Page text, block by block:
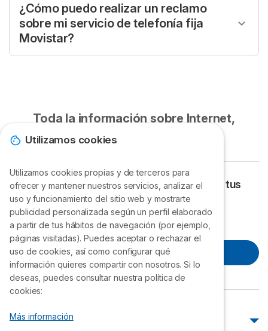
números fijos dentro de Chile, pero también puedes
realizar llamadas internacionales bajo tarifas
adicionales, dependiendo del destino.
¿Cómo puedo realizar un reclamo
sobre mi servicio de telefonía fija
Movistar?
Si tienes algún inconveniente con tu servicio de
comunicarte con el servicio de atención al cliente vía
WhatsApp al número +56 9 47044226 para resolver
tu problema.
Toda la información sobre Internet,
telefonía y televisión
Encuentra el plan que mejor se adapte a tus
necesidades ¡Llámanos!
Lunes a Viernes: 9h a 20h.
23 210 4774
Atención al cliente
Utilizamos cookies
Utilizamos cookies propias y de terceros para
ofrecer y mantener nuestros servicios, analizar el
uso y funcionamiento del sitio web y mostrarte
publicidad personalizada según un perfil elaborado
a partir de tus hábitos de navegación (por ejemplo,
páginas visitadas). Puedes aceptar o rechazar el
uso de cookies, así como configurar qué
información quieres compartir con nosotros. Si lo
deseas, puedes consultar nuestra política de
cookies:
Más información